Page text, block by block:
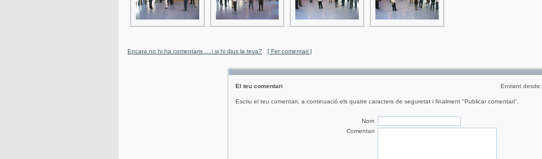
Encara no hi ha comentaris ... i si hi dius la teva? [ Fer comentari ]
El teu comentari Enviant desde:
Escriu el teu comentari, a continuació els quatre caracters de seguretat i finalment "Publicar comentari".
Nom
Comentari